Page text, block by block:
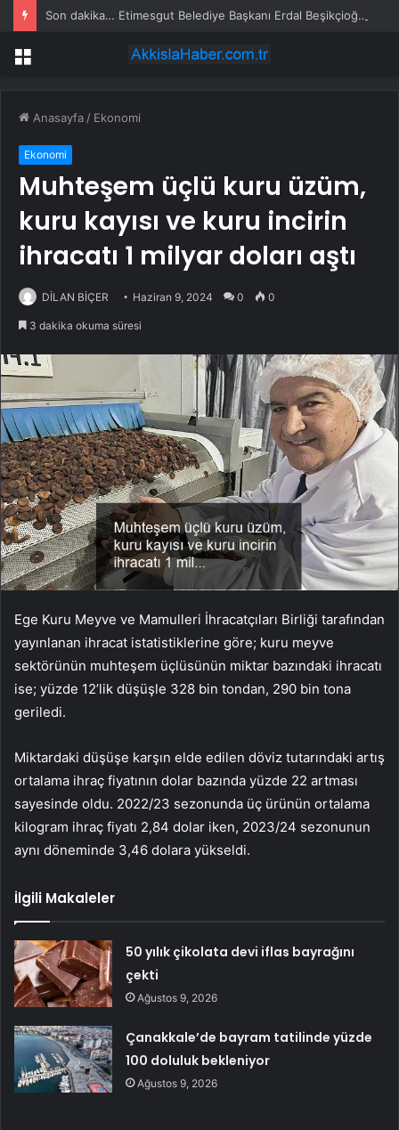
Son dakika… Etimesgut Belediye Başkanı Erdal Beşikçioğlu tutuklandı
Menü
Anasayfa / Ekonomi
Ekonomi
Muhteşem üçlü kuru üzüm,
kuru kayısı ve kuru incirin
ihracatı 1 milyar doları aştı
DİLAN BİÇER Haziran 9, 2024 0 0
3 dakika okuma süresi
Ege Kuru Meyve ve Mamulleri İhracatçıları Birliği tarafından
yayınlanan ihracat istatistiklerine göre; kuru meyve
sektörünün muhteşem üçlüsünün miktar bazındaki ihracatı
ise; yüzde 12’lik düşüşle 328 bin tondan, 290 bin tona
geriledi.
Miktardaki düşüşe karşın elde edilen döviz tutarındaki artış
ortalama ihraç fiyatının dolar bazında yüzde 22 artması
sayesinde oldu. 2022/23 sezonunda üç ürünün ortalama
kilogram ihraç fiyatı 2,84 dolar iken, 2023/24 sezonunun
aynı döneminde 3,46 dolara yükseldi.
İlgili Makaleler
50 yılık çikolata devi iflas bayrağını
çekti
Ağustos 9, 2026
Çanakkale’de bayram tatilinde yüzde
100 doluluk bekleniyor
Ağustos 9, 2026